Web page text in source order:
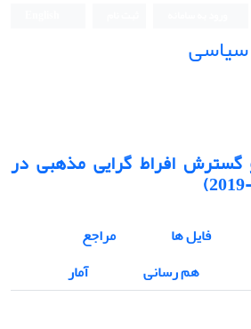
سیاسی
گسترش افراط گرایی مذهبی در
فایل ها
مراجع
هم رسانی
آمار